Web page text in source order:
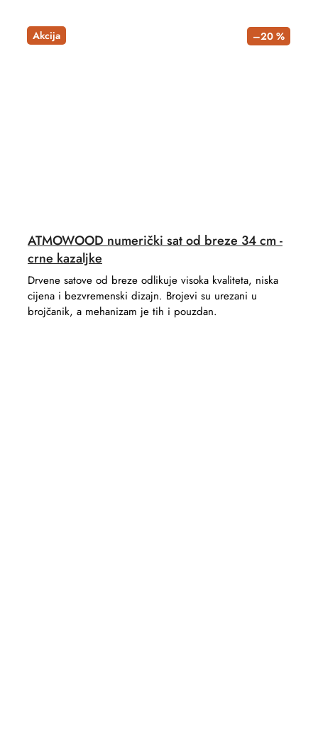
Akcija –20 %
ATMOWOOD numerički sat od breze 34 cm -
crne kazaljke
Drvene satove od breze odlikuje visoka kvaliteta, niska
cijena i bezvremenski dizajn. Brojevi su urezani u
brojčanik, a mehanizam je tih i pouzdan.